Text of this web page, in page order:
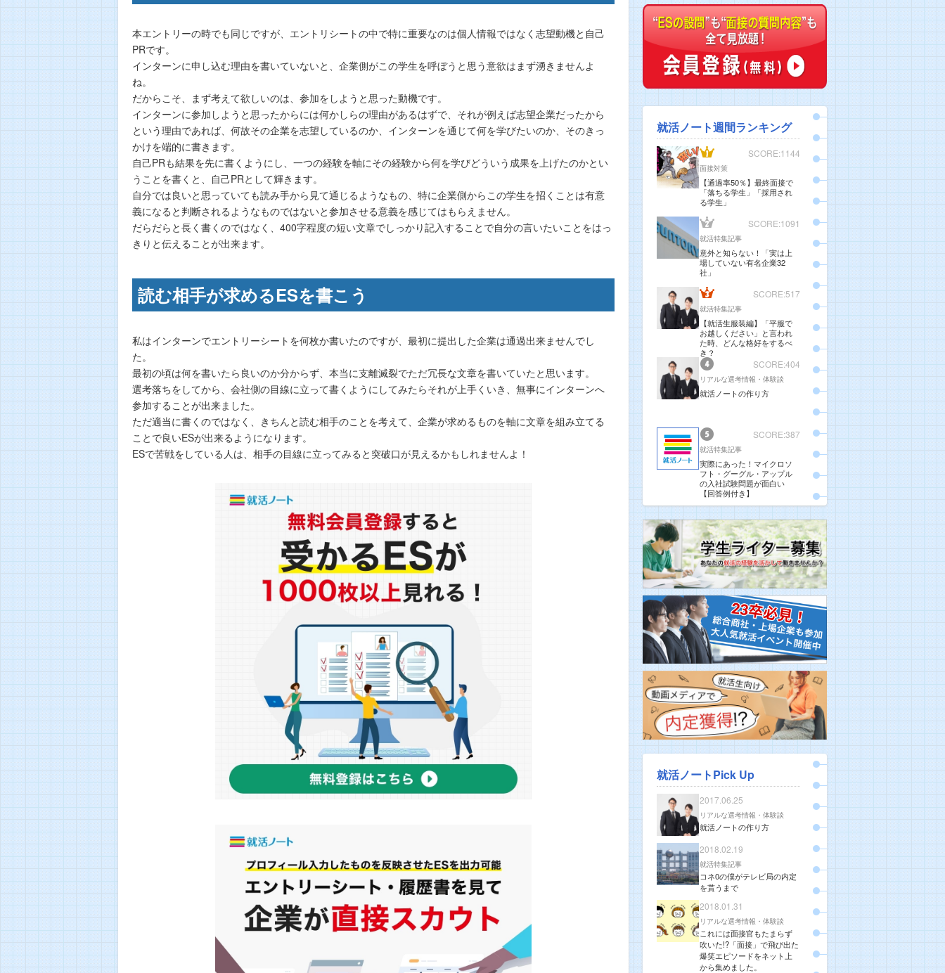
本エントリーの時でも同じですが、エントリシートの中で特に重要なのは個人情報ではなく志望動機と自己
PRです。
インターンに申し込む理由を書いていないと、企業側がこの学生を呼ぼうと思う意欲はまず湧きませんよ
ね。
だからこそ、まず考えて欲しいのは、参加をしようと思った動機です。
インターンに参加しようと思ったからには何かしらの理由があるはずで、それが例えば志望企業だったから
という理由であれば、何故その企業を志望しているのか、インターンを通じて何を学びたいのか、そのきっ
かけを端的に書きます。
自己PRも結果を先に書くようにし、一つの経験を軸にその経験から何を学びどういう成果を上げたのかとい
うことを書くと、自己PRとして輝きます。
自分では良いと思っていても読み手から見て通じるようなもの、特に企業側からこの学生を招くことは有意
義になると判断されるようなものではないと参加させる意義を感じてはもらえません。
だらだらと長く書くのではなく、400字程度の短い文章でしっかり記入することで自分の言いたいことをはっ
きりと伝えることが出来ます。
読む相手が求めるESを書こう
私はインターンでエントリーシートを何枚か書いたのですが、最初に提出した企業は通過出来ませんでし
た。
最初の頃は何を書いたら良いのか分からず、本当に支離滅裂でただ冗長な文章を書いていたと思います。
選考落ちをしてから、会社側の目線に立って書くようにしてみたらそれが上手くいき、無事にインターンへ
参加することが出来ました。
ただ適当に書くのではなく、きちんと読む相手のことを考えて、企業が求めるものを軸に文章を組み立てる
ことで良いESが出来るようになります。
ESで苦戦をしている人は、相手の目線に立ってみると突破口が見えるかもしれませんよ！
就活ノート週間ランキング
SCORE:1144
面接対策
【通過率50％】最終面接で
「落ちる学生」「採用され
る学生」
SCORE:1091
就活特集記事
意外と知らない！「実は上
場していない有名企業32
社」
SCORE:517
就活特集記事
【就活生服装編】「平服で
お越しください」と言われ
た時、どんな格好をするべ
き？
SCORE:404
リアルな選考情報・体験談
就活ノートの作り方
SCORE:387
就活特集記事
実際にあった！マイクロソ
フト・グーグル・アップル
の入社試験問題が面白い
【回答例付き】
就活ノートPick Up
2017.06.25
リアルな選考情報・体験談
就活ノートの作り方
2018.02.19
就活特集記事
コネ0の僕がテレビ局の内定
を貰うまで
2018.01.31
リアルな選考情報・体験談
これには面接官もたまらず
吹いた!?「面接」で飛び出た
爆笑エピソードをネット上
から集めました。